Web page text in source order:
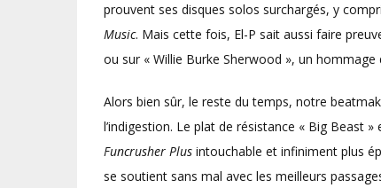
prouvent ses disques solos surchargés, y
Music. Mais cette fois, El-P sait aussi faire
ou sur « Willie Burke Sherwood », un
Alors bien sûr, le reste du temps, notre
l’indigestion. Le plat de résistance « Big Beast
Funcrusher Plus intouchable et infiniment plus
se soutient sans mal avec les meilleurs